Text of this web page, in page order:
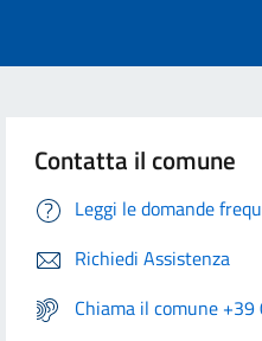
Contatta il comune
Leggi le domande
Richiedi Assistenza
Chiama il comune